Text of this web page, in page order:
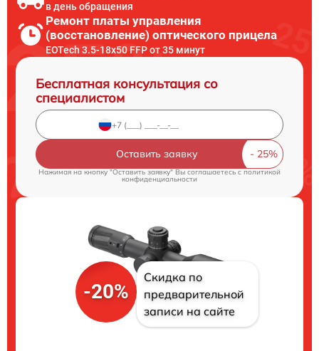
в день обращения
Ремонт платы управления
(восстановление) оптического прицела
EOTech 3.5-18x50 FFP от 35 минут
Бесплатная консультация со
специалистом
Оставить заявку
Нажимая на кнопку "Оставить заявку" Вы соглашаетесь cполитикой
конфиденциальности
-20%
Скидка по
предварительной
записи на сайте